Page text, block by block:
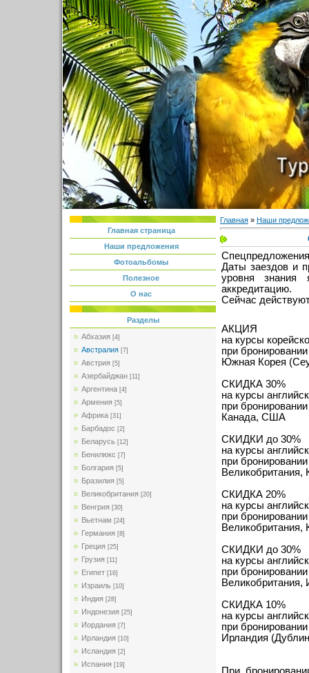
Главная страница
Наши предложения
Фотоальбомы
Полезное
О нас
Разделы
Абхазия [4]
Австралия [7]
Австрия [5]
Азербайджан [11]
Аргентина [4]
Армения [5]
Африка [31]
Барбадос [2]
Беларусь [12]
Бенилюкс [7]
Болгария [5]
Бразилия [5]
Великобритания [20]
Венгрия [30]
Вьетнам [24]
Германия [8]
Греция [25]
Грузия [11]
Египет [16]
Израиль [10]
Индия [28]
Индонезия [25]
Иордания [7]
Ирландия [10]
Исландия [2]
Испания [19]
Главная » Наши
Даты заездов и
уровня
аккредитацию.
Сейчас
АКЦИЯ
на курсы
при
Южная Корея
СКИДКА 30%
на курсы
при
Канада, США
СКИДКИ до 30%
на курсы
при
СКИДКА 20%
на курсы
при
СКИДКИ до 30%
на курсы
при
СКИДКА 10%
на курсы
при
Ирландия